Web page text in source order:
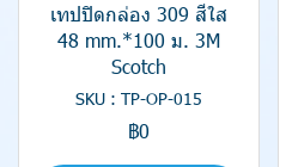
เทปปิดกล่อง 309 สีใส
48 mm.*100 ม. 3M
Scotch
SKU : TP-OP-015
฿0